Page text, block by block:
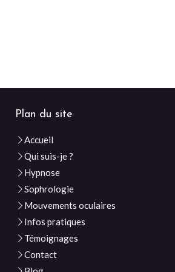
Plan du site
Accueil
Qui suis-je ?
Hypnose
Sophrologie
Mouvements oculaires
Infos pratiques
Témoignages
Contact